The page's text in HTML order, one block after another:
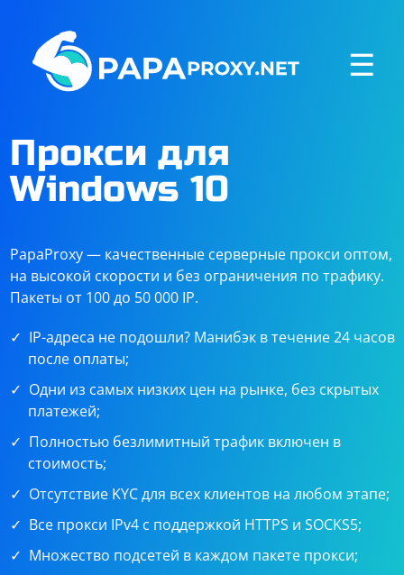
☰
Прокси для
Windows 10
PapaProxy — качественные серверные прокси оптом,
на высокой скорости и без ограничения по трафику.
Пакеты от 100 до 50 000 IP.
IP-адреса не подошли? Манибэк в течение 24 часов
после оплаты;
Одни из самых низких цен на рынке, без скрытых
платежей;
Полностью безлимитный трафик включен в
стоимость;
Отсутствие KYC для всех клиентов на любом этапе;
Все прокси IPv4 с поддержкой HTTPS и SOCKS5;
Множество подсетей в каждом пакете прокси;